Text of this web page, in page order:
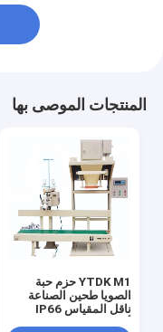
المنتجات الموصى بها
YTDK M1 حزم حبة
الصويا طحين الصناعة
ناقل المقياس IP66